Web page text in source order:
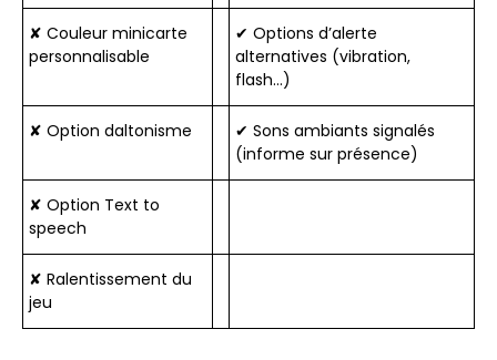
✘ Couleur minicarte
personnalisable
✔ Options d’alerte
alternatives (vibration,
flash…)
✘ Option daltonisme
✔ Sons ambiants signalés
(informe sur présence)
✘ Option Text to
speech
✘ Ralentissement du
jeu